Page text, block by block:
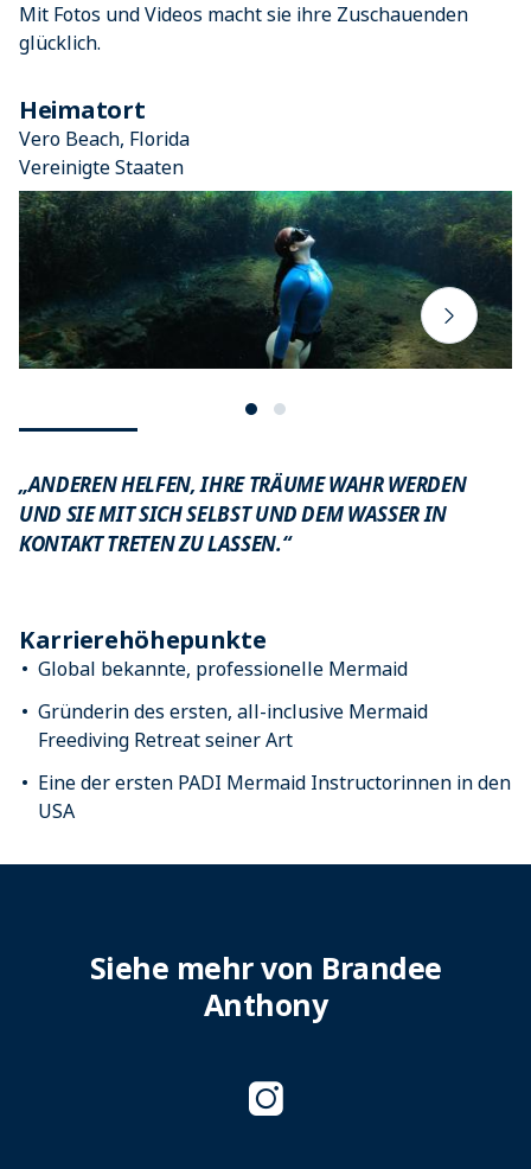
Mit Fotos und Videos macht sie ihre Zuschauenden
glücklich.
Heimatort
Vero Beach, Florida
Vereinigte Staaten
„ANDEREN HELFEN, IHRE TRÄUME WAHR WERDEN
UND SIE MIT SICH SELBST UND DEM WASSER IN
KONTAKT TRETEN ZU LASSEN.“
Karrierehöhepunkte
Global bekannte, professionelle Mermaid
Gründerin des ersten, all-inclusive Mermaid
Freediving Retreat seiner Art
Eine der ersten PADI Mermaid Instructorinnen in den
USA
Siehe mehr von Brandee
Anthony